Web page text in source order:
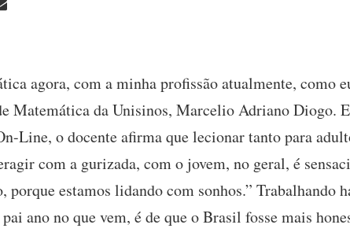
agora, com a minha profissão atualmente, como
Matemática da Unisinos, Marcelio Adriano Diogo.
Line, o docente afirma que lecionar tanto para
com a gurizada, com o jovem, no geral, é
porque estamos lidando com sonhos.” Trabalhando
ano no que vem, é de que o Brasil fosse mais